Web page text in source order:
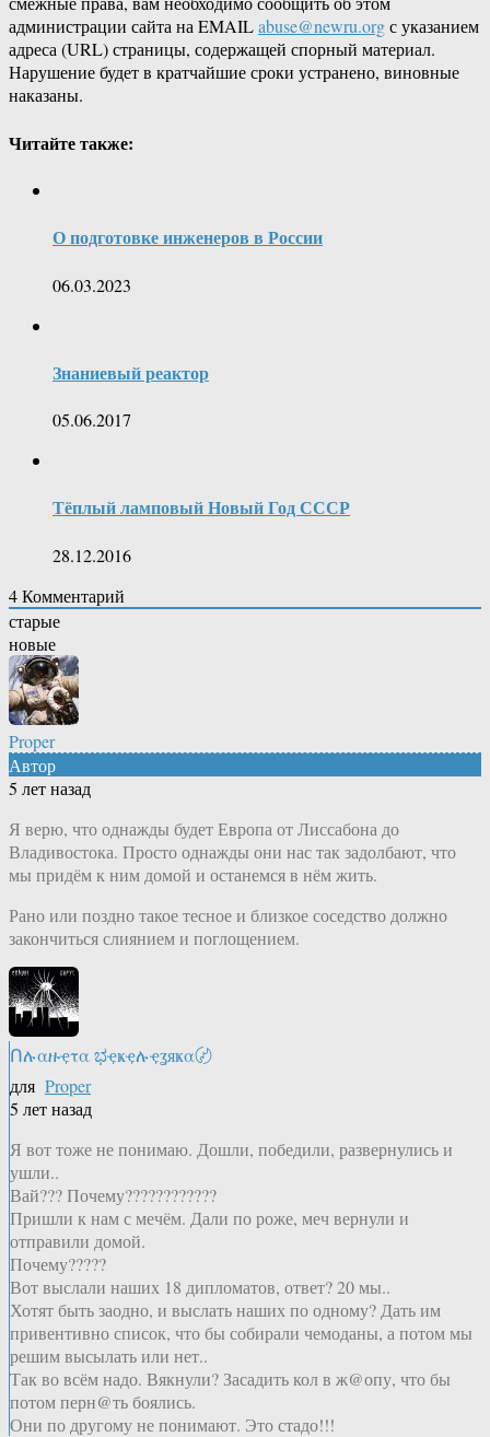
администрации сайта на EMAILabuse@newru.orgс указанием
адреса (URL) страницы, содержащей спорный материал.
Нарушение будет в кратчайшие сроки устранено, виновные
наказаны.
Читайте также:
О подготовке инженеров в России
06.03.2023
Знаниевый реактор
05.06.2017
Тёплый ламповый Новый Год СССР
28.12.2016
4Комментарий
старые
новые
Proper
Автор
5 лет назад
Я верю, что однажды будет Европа от Лиссабона до
Владивостока. Просто однажды они нас так задолбают, что
мы придём к ним домой и останемся в нём жить.
Рано или поздно такое тесное и близкое соседство должно
закончиться слиянием и поглощением.
Ոሉαዙҿτα ಭҿҝҿሉҿʓяҝα〄
для Proper
5 лет назад
Я вот тоже не понимаю. Дошли, победили, развернулись и
ушли..
Вай??? Почему????????????
Пришли к нам с мечём. Дали по роже, меч вернули и
отправили домой.
Почему?????
Вот выслали наших 18 дипломатов, ответ? 20 мы..
Хотят быть заодно, и выслать наших по одному? Дать им
привентивно список, что бы собирали чемоданы, а потом мы
решим высылать или нет..
Так во всём надо. Вякнули? Засадить кол в ж@опу, что бы
потом перн@ть боялись.
Они по другому не понимают. Это стадо!!!